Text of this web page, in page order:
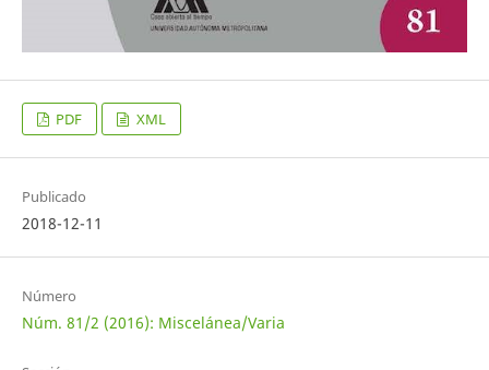
PDF XML
Publicado
2018-12-11
Número
Núm. 81/2 (2016): Miscelánea/Varia